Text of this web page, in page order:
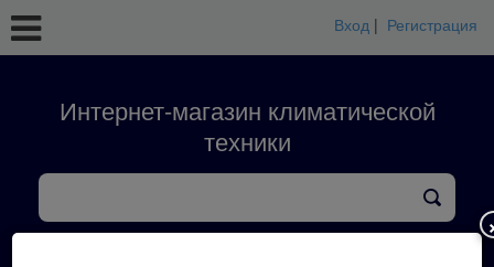
Вход | Регистрация
Интернет-магазин климатической
техники